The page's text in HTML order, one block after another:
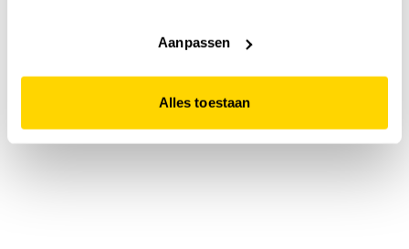
website niet optimaal functioneert.
Aanpassen
Alles toestaan